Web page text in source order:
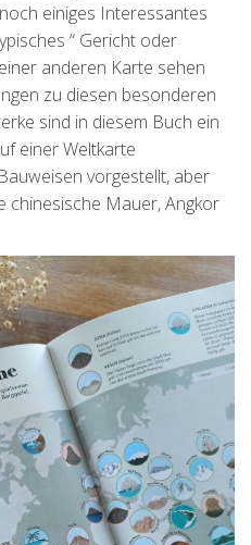
einiges Interessantes
“ Gericht oder
anderen Karte sehen
zu diesen besonderen
sind in diesem Buch ein
einer Weltkarte
vorgestellt, aber
chinesische Mauer, Angkor